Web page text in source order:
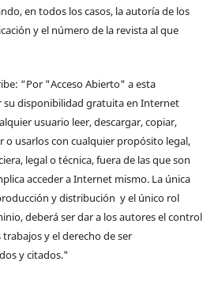
en todos los casos, la autoría de los
y el número de la revista al que
“Por "Acceso Abierto" a esta
su disponibilidad gratuita en Internet
usuario leer, descargar, copiar,
usarlos con cualquier propósito legal,
legal o técnica, fuera de las que son
acceder a Internet mismo. La única
y distribución y el único rol
deberá ser dar a los autores el control
y el derecho de ser
y citados."